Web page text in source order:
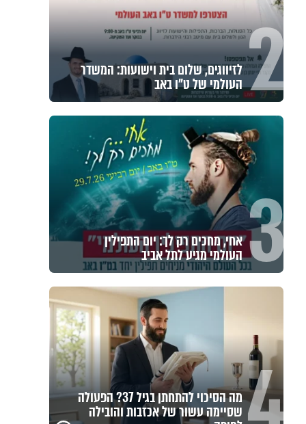
2 לזיווגים, שלום בית וישועות: המשדר
העולמי של ט"ו באב
3 אחי, מחכים רק לך: יום התפילין
העולמי מגיע לתל אביב
מה הסיכוי להתחתן בגיל 37? הפעולה
שסיימה עשור של אכזבות והובילה